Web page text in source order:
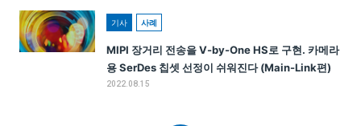
기사 사례
MIPI 장거리 전송을 V-by-One HS로 구현. 카메라
용 SerDes 칩셋 선정이 쉬워진다 (Main-Link편)
2022.08.15